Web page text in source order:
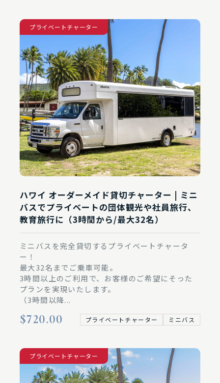
プライベートチャーター
ハワイ オーダーメイド貸切チャーター | ミニ
バスでプライベートの団体観光や社員旅行、
教育旅行に（3時間から/最大32名）
ミニバスを完全貸切するプライベートチャータ
ー！
最大32名までご乗車可能。
3時間以上のご利用で、お客様のご希望にそった
プランを実現いたします。
（3時間以降...
$720.00 プライベートチャーター ミニバス
プライベートチャーター